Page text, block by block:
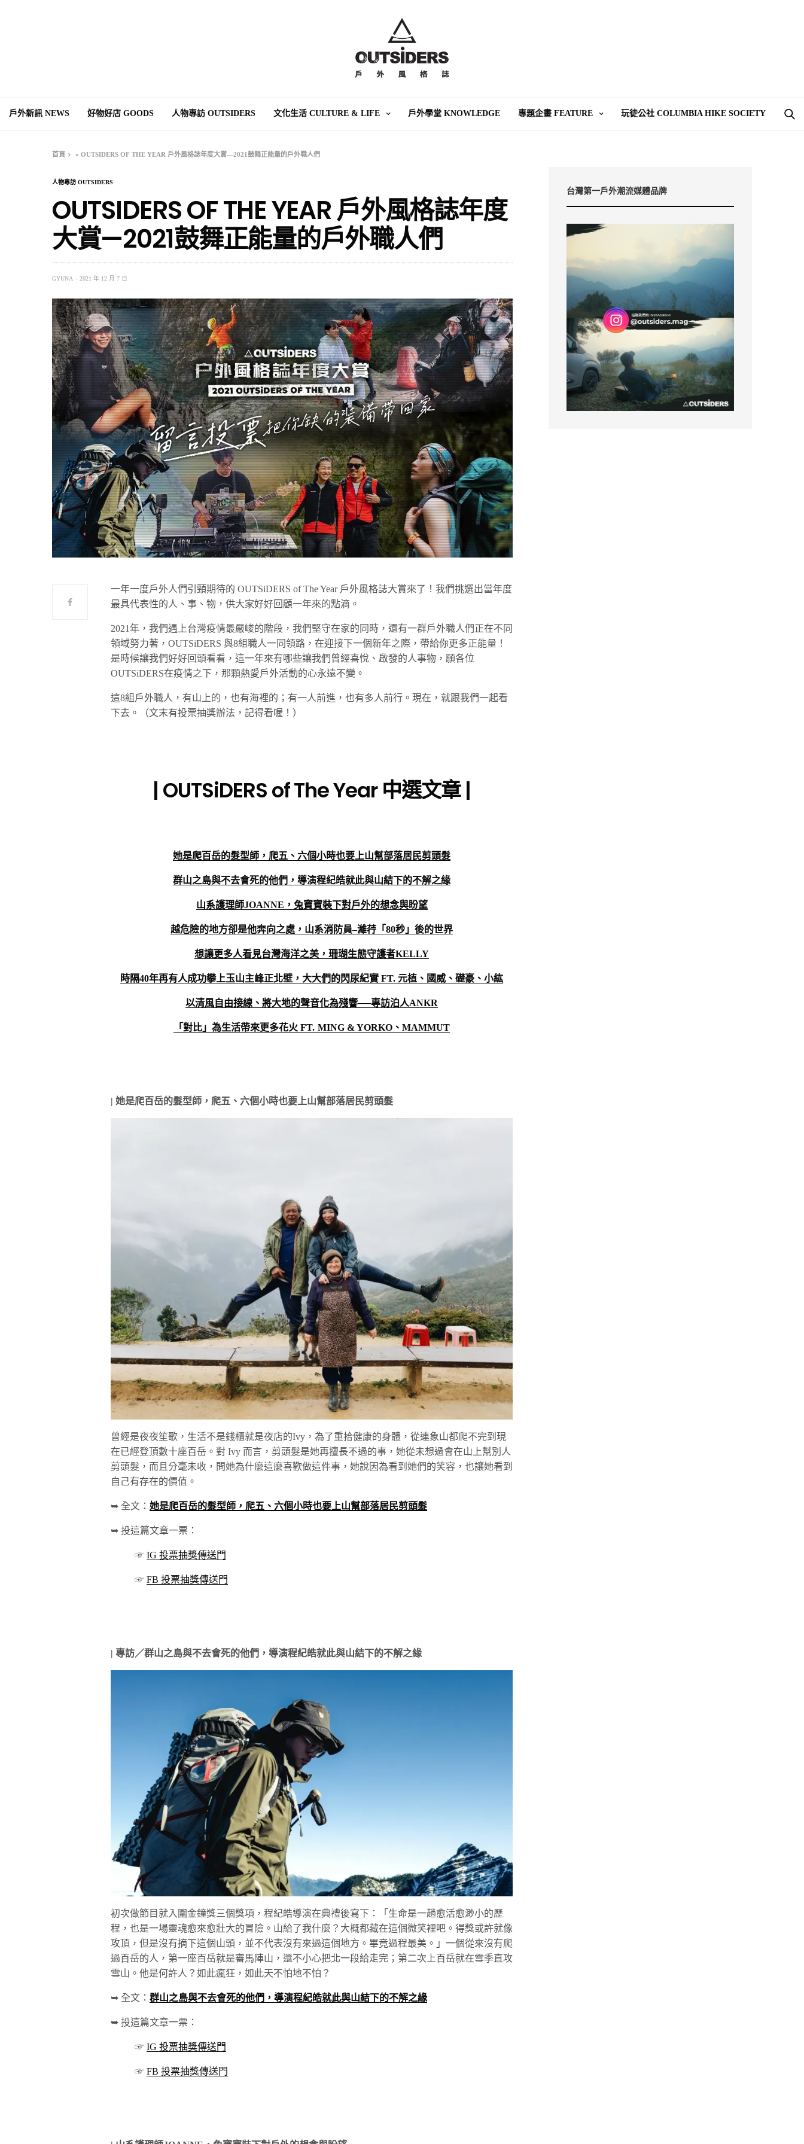
戶外新訊 NEWS 好物好店 GOODS 人物專訪 OUTSIDERS 文化生活 CULTURE & LIFE 戶外學堂 KNOWLEDGE 專題企畫 FEATURE 玩徒公社 COLUMBIA HIKE SOCIETY
首頁 »OUTSIDERS OF THE YEAR 戶外風格誌年度大賞—2021鼓舞正能量的戶外職人們
人物專訪 OUTSIDERS
OUTSIDERS OF THE YEAR 戶外風格誌年度
大賞—2021鼓舞正能量的戶外職人們
GYUNA 2021 年 12 月 7 日
一年一度戶外人們引頸期待的 OUTSiDERS of The Year 戶外風格誌大賞來了！我們挑選出當年度
最具代表性的人、事、物，供大家好好回顧一年來的點滴。
2021年，我們遇上台灣疫情最嚴峻的階段，我們堅守在家的同時，還有一群戶外職人們正在不同
領域努力著，OUTSiDERS 與8組職人一同領路，在迎接下一個新年之際，帶給你更多正能量！
是時候讓我們好好回頭看看，這一年來有哪些讓我們曾經喜悅、啟發的人事物，願各位
OUTSiDERS在疫情之下，那顆熱愛戶外活動的心永遠不變。
這8組戶外職人，有山上的，也有海裡的；有一人前進，也有多人前行。現在，就跟我們一起看
下去。（文末有投票抽獎辦法，記得看喔！）
| OUTSiDERS of The Year中選文章 |
她是爬百岳的髮型師，爬五、六個小時也要上山幫部落居民剪頭髮
群山之島與不去會死的他們，導演程紀皓就此與山結下的不解之緣
山系護理師JOANNE ，兔寶寶裝下對戶外的想念與盼望
越危險的地方卻是他奔向之處，山系消防員–濰荇「80秒」後的世界
想讓更多人看見台灣海洋之美，珊瑚生態守護者KELLY
時隔40年再有人成功攀上玉山主峰正北壁，大大們的閃尿紀實 FT. 元植、國威、礎豪、小紘
以清風自由接線、將大地的聲音化為殘響──專訪泊人ANKR
「對比」為生活帶來更多花火 FT. MING & YORKO、 MAMMUT
|她是爬百岳的髮型師，爬五、六個小時也要上山幫部落居民剪頭髮
曾經是夜夜笙歌，生活不是錢櫃就是夜店的Ivy，為了重拾健康的身體，從連象山都爬不完到現
在已經登頂數十座百岳。對 Ivy 而言，剪頭髮是她再擅長不過的事，她從未想過會在山上幫別人
剪頭髮，而且分毫未收，問她為什麼這麼喜歡做這件事，她說因為看到她們的笑容，也讓她看到
自己有存在的價值。
➥ 全文：她是爬百岳的髮型師，爬五、六個小時也要上山幫部落居民剪頭髮
➥ 投這篇文章一票：
☞IG 投票抽獎傳送門
☞FB 投票抽獎傳送門
|專訪／群山之島與不去會死的他們，導演程紀皓就此與山結下的不解之緣
初次做節目就入圍金鐘獎三個獎項，程紀皓導演在典禮後寫下：「生命是一趟愈活愈渺小的歷
程，也是一場靈魂愈來愈壯大的冒險。山給了我什麼？大概都藏在這個微笑裡吧。得獎或許就像
攻頂，但是沒有摘下這個山頭，並不代表沒有來過這個地方。畢竟過程最美。」一個從來沒有爬
過百岳的人，第一座百岳就是審馬陣山，還不小心把北一段給走完；第二次上百岳就在雪季直攻
雪山。他是何許人？如此瘋狂，如此天不怕地不怕？
➥ 全文：群山之島與不去會死的他們，導演程紀皓就此與山結下的不解之緣
➥ 投這篇文章一票：
☞IG 投票抽獎傳送門
☞FB 投票抽獎傳送門
台灣第一戶外潮流媒體品牌